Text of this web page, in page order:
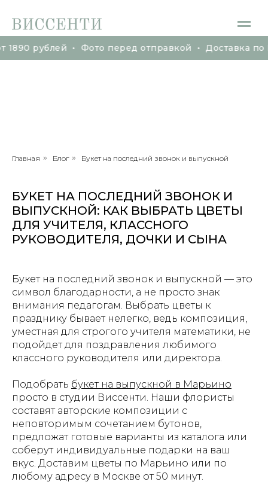
• Фото перед отправкой • Доставка по
• Фото перед отправкой • Доставка по
Главная » Блог » Букет на последний звонок и выпускной
БУКЕТ НА ПОСЛЕДНИЙ ЗВОНОК И
ВЫПУСКНОЙ: КАК ВЫБРАТЬ ЦВЕТЫ
ДЛЯ УЧИТЕЛЯ, КЛАССНОГО
РУКОВОДИТЕЛЯ, ДОЧКИ И СЫНА
Букет на последний звонок и выпускной — это
символ благодарности, а не просто знак
внимания педагогам. Выбрать цветы к
празднику бывает нелегко, ведь композиция,
уместная для строгого учителя математики, не
подойдет для поздравления любимого
классного руководителя или директора.
Подобрать букет на выпускной в Марьино
просто в студии Виссенти. Наши флористы
составят авторские композиции с
неповторимым сочетанием бутонов,
предложат готовые варианты из каталога или
соберут индивидуальные подарки на ваш
вкус. Доставим цветы по Марьино или по
любому адресу в Москве от 50 минут.